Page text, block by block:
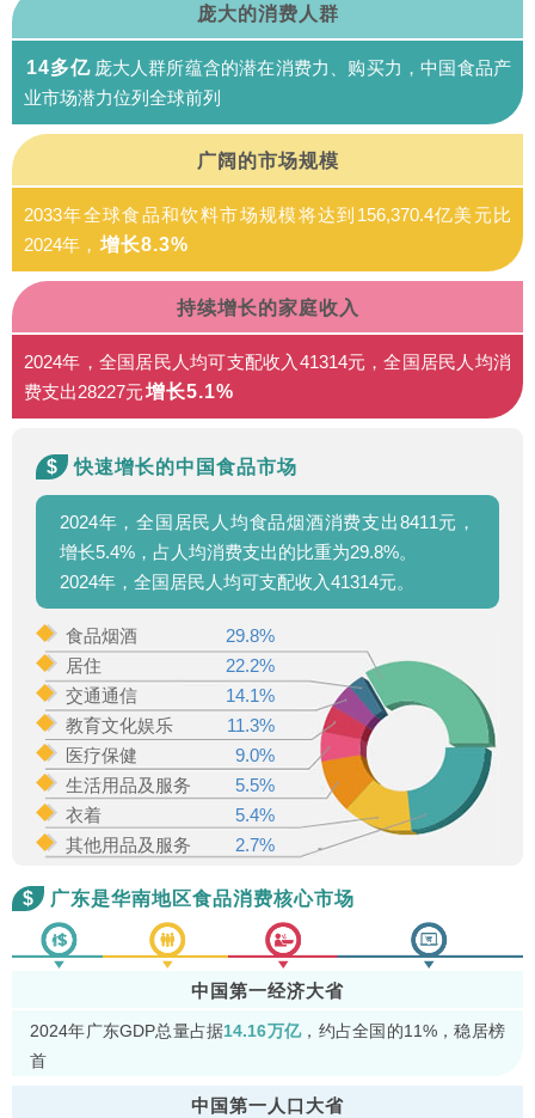
庞大的消费人群
14多亿 庞大人群所蕴含的潜在消费力、购买力，中国食品产
业市场潜力位列全球前列
广阔的市场规模
2033年全球食品和饮料市场规模将达到156,370.4亿美元比
2024年， 增长8.3%
持续增长的家庭收入
2024年，全国居民人均可支配收入41314元，全国居民人均消
费支出28227元增长5.1%
$ 快速增长的中国食品市场
2024年，全国居民人均食品烟酒消费支出8411元，
增长5.4%，占人均消费支出的比重为29.8%。
2024年，全国居民人均可支配收入41314元。
食品烟酒
29.8%
居住
22.2%
交通通信
14.1%
教育文化娱乐
11.3%
医疗保健
9.0%
生活用品及服务
5.5%
衣着
5.4%
其他用品及服务
2.7%
$ 广东是华南地区食品消费核心市场
中国第一经济大省
2024年广东GDP总量占据14.16万亿，约占全国的11%，稳居榜
首
中国第一人口大省